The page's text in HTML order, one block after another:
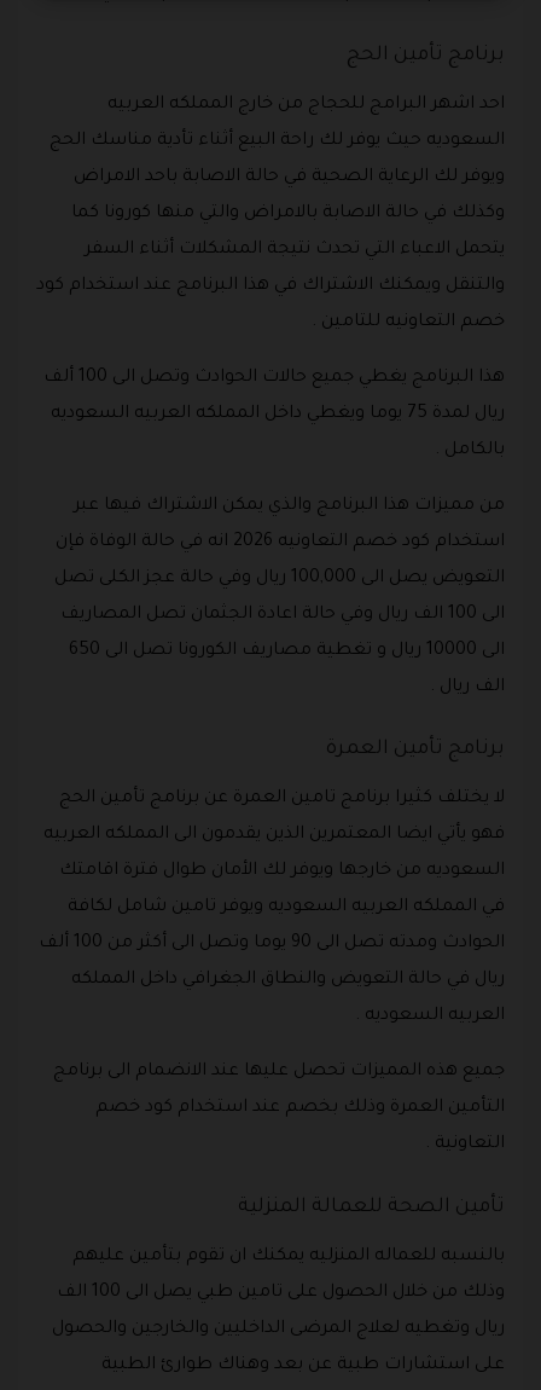
برنامج تأمين الحج
احد اشهر البرامج للحجاج من خارج المملكه العربيه
السعوديه حيث يوفر لك راحة البيع أثناء تأدية مناسك الحج
ويوفر لك الرعاية الصحية في حالة الاصابة باحد الامراض
وكذلك في حالة الاصابة بالامراض والتي منها كورونا كما
يتحمل الاعباء التي تحدث نتيجة المشكلات أثناء السفر
والتنقل ويمكنك الاشتراك في هذا البرنامج عند استخدام كود
خصم التعاونيه للتامين .
هذا البرنامج يغطي جميع حالات الحوادث وتصل الى 100 ألف
ريال لمدة 75 يوما ويغطي داخل المملكه العربيه السعوديه
بالكامل .
من مميزات هذا البرنامج والذي يمكن الاشتراك فيها عبر
استخدام كود خصم التعاونيه 2026 انه في حالة الوفاة فإن
التعويض يصل الى 100,000 ريال وفي حالة عجز الكلى تصل
الى 100 الف ريال وفي حالة اعادة الجثمان تصل المصاريف
الى 10000 ريال و تغطية مصاريف الكورونا تصل الى 650
الف ريال .
برنامج تأمين العمرة
لا يختلف كثيرا برنامج تامين العمرة عن برنامج تأمين الحج
فهو يأتي ايضا المعتمرين الذين يقدمون الى المملكه العربيه
السعوديه من خارجها ويوفر لك الأمان طوال فترة اقامتك
في المملكه العربيه السعوديه ويوفر تامين شامل لكافة
الحوادث ومدته تصل الى 90 يوما وتصل الى أكثر من 100 ألف
ريال في حالة التعويض والنطاق الجغرافي داخل المملكه
العربيه السعوديه .
جميع هذه المميزات تحصل عليها عند الانضمام الى برنامج
التأمين العمرة وذلك بخصم عند استخدام كود خصم
التعاونية .
تأمين الصحة للعمالة المنزلية
بالنسبه للعماله المنزليه يمكنك ان تقوم بتأمين عليهم
وذلك من خلال الحصول على تامين طبي يصل الى 100 الف
ريال وتغطيه لعلاج المرضى الداخليين والخارجين والحصول
على استشارات طبية عن بعد وهناك طوارئ الطبية